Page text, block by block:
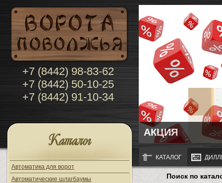
+7 (8442) 98-83-62
+7 (8442) 50-10-25
+7 (8442) 91-10-34
АКЦИЯ
Каталог
Автоматика для ворот
Автоматические шлагбаумы
КАТАЛОГ
Поиск по